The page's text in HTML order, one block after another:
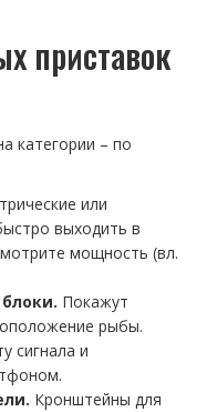
приставок
категории – по
или
выходить в
мощность (вл.
Покажут
рыбы.
сигнала и
Кронштейны для